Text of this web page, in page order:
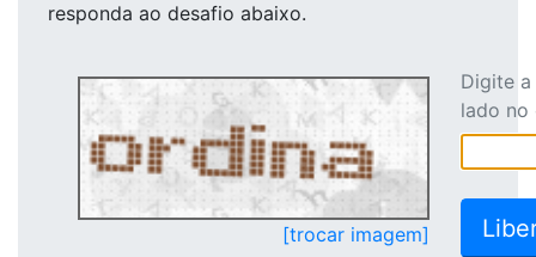
responda ao desafio abaixo.
[trocar imagem]
Digite
lado no